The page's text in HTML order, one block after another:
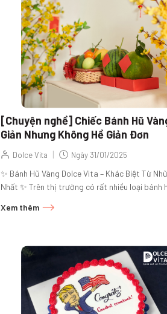
[Chuyện nghề] Chiếc Bánh Hũ
Giản Nhưng Không Hề Giản Đơn
Dolce Vita Ngày 31/01/2025
✨ Bánh Hũ Vàng Dolce Vita – Khác Biệt Từ
Nhất ✨ Trên thị trường có rất nhiều loại bánh
Xem thêm